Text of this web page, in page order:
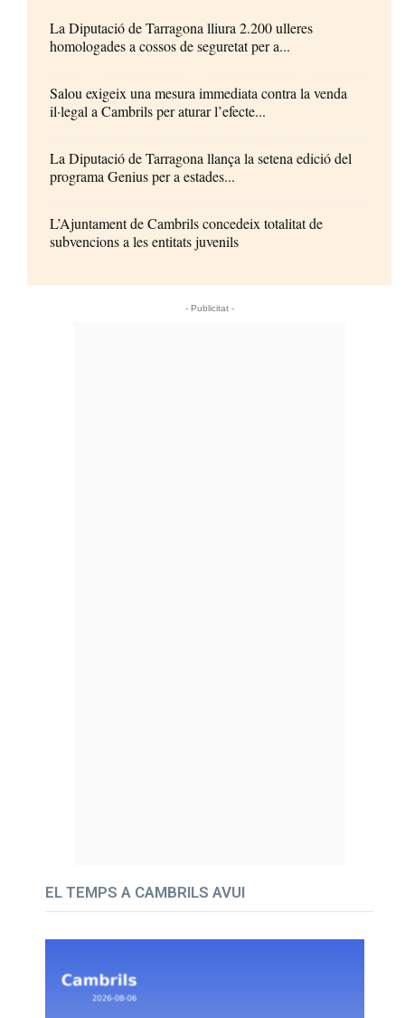
La Diputació de Tarragona lliura 2.200 ulleres
homologades a cossos de seguretat per a...
Salou exigeix una mesura immediata contra la venda
il·legal a Cambrils per aturar l’efecte...
La Diputació de Tarragona llança la setena edició del
programa Genius per a estades...
L’Ajuntament de Cambrils concedeix totalitat de
subvencions a les entitats juvenils
- Publicitat -
EL TEMPS A CAMBRILS AVUI